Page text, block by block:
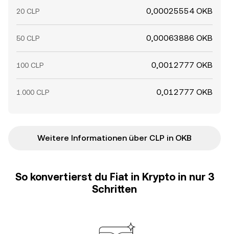
20 CLP 0,00025554 OKB
50 CLP 0,00063886 OKB
100 CLP 0,0012777 OKB
1.000 CLP 0,012777 OKB
Weitere Informationen über CLP in OKB
So konvertierst du Fiat in Krypto in nur 3
Schritten